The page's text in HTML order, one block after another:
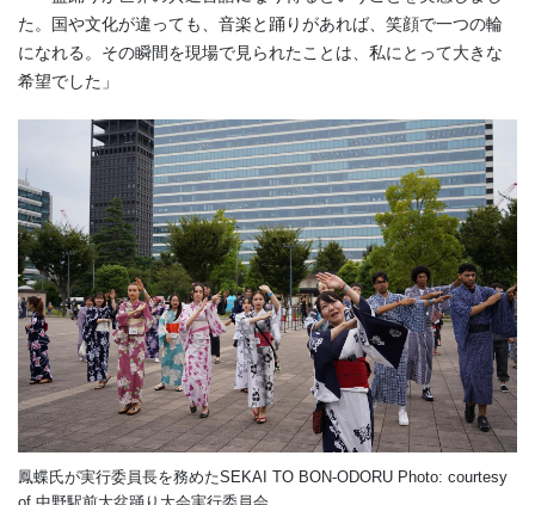
た。国や文化が違っても、音楽と踊りがあれば、笑顔で一つの輪
になれる。その瞬間を現場で見られたことは、私にとって大きな
希望でした」
鳳蝶氏が実行委員長を務めたSEKAI TO BON-ODORU Photo: courtesy